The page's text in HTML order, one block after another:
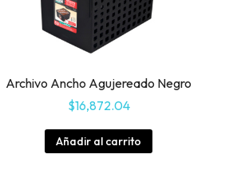
Archivo Ancho Agujereado Negro
$16,872.04
Añadir al carrito